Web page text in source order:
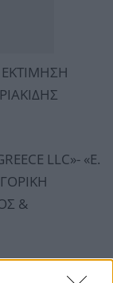
ΕΚΤΙΜΗΣΗ
LLC»- «Ε.
&